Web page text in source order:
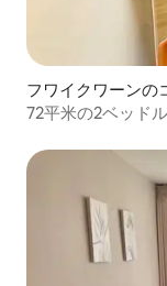
フワイクワーンの
72平米の2ベッド